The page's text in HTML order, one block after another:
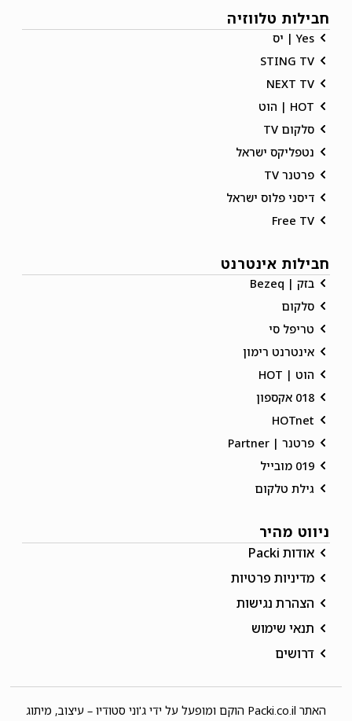
חבילות טלווזיה
Yes | יס
STING TV
NEXT TV
HOT | הוט
סלקום TV
נטפליקס ישראל
פרטנר TV
דיסני פלוס ישראל
Free TV
חבילות אינטרנט
בזק | Bezeq
סלקום
טריפל סי
אינטרנט רימון
הוט | HOT
018 אקספון
HOTnet
פרטנר | Partner
019 מובייל
גילת טלקום
ניווט מהיר
אודות Packi
מדיניות פרטיות
הצהרת נגישות
תנאי שימוש
דרושים
האתר Packi.co.il הוקם ומופעל על ידי
ג'וני סטודיו – עיצוב, מיתוג